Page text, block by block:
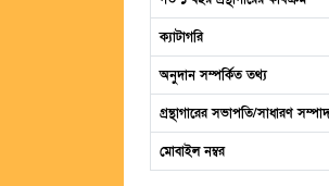
ক্যাটাগরি
অনুদান সম্পর্কিত তথ্য
গ্রন্থাগারের সভাপতি/সাধারণ
মোবাইল নম্বর